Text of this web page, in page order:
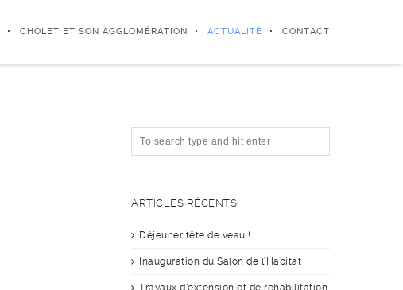
CHOLET ET SON AGGLOMÉRATION ACTUALITÉ CONTACT
ARTICLES RÉCENTS
Déjeuner tête de veau !
Inauguration du Salon de l’Habitat
Travaux d’extension et de réhabilitation